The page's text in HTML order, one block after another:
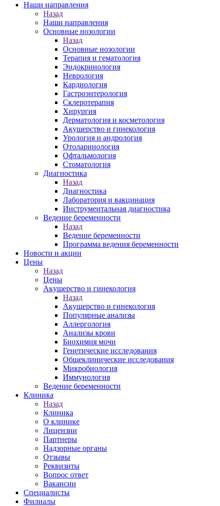
Наши направления
Назад
Наши направления
Основные нозологии
Назад
Основные нозологии
Терапия и гематология
Эндокринология
Неврология
Кардиология
Гастроэнтерология
Склеротерапия
Хирургия
Дерматология и косметология
Акушерство и гинекология
Урология и андрология
Отоларинология
Офтальмология
Стоматология
Диагностика
Назад
Диагностика
Лаборатория и вакцинация
Инструментальная диагностика
Ведение беременности
Назад
Ведение беременности
Программа ведения беременности
Новости и акции
Цены
Назад
Цены
Акушерство и гинекология
Назад
Акушерство и гинекология
Популярные анализы
Аллергология
Анализы крови
Биохимия мочи
Генетические исследования
Общеклинические исследования
Микробиология
Иммунология
Ведение беременности
Клиника
Назад
Клиника
О клинике
Лицензии
Партнеры
Надзорные органы
Отзывы
Реквизиты
Вопрос ответ
Вакансии
Специалисты
Филиалы